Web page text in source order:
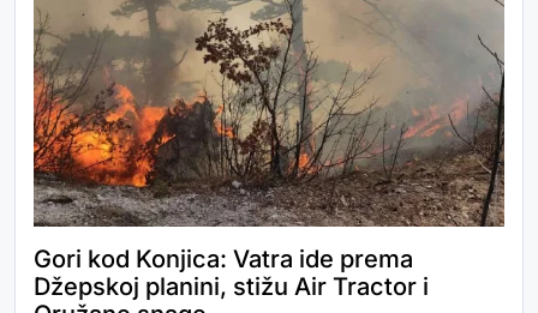
Gori kod Konjica: Vatra ide prema
Džepskoj planini, stižu Air Tractor i